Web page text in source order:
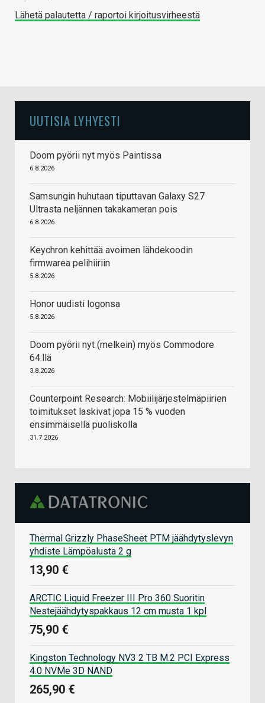
Lähetä palautetta / raportoi kirjoitusvirheestä
UUTISIA LYHYESTI
Doom pyörii nyt myös Paintissa
6.8.2026
Samsungin huhutaan tiputtavan Galaxy S27
Ultrasta neljännen takakameran pois
6.8.2026
Keychron kehittää avoimen lähdekoodin
firmwarea pelihiiriin
5.8.2026
Honor uudisti logonsa
5.8.2026
Doom pyörii nyt (melkein) myös Commodore
64:llä
3.8.2026
Counterpoint Research: Mobiilijärjestelmäpiirien
toimitukset laskivat jopa 15 % vuoden
ensimmäisellä puoliskolla
31.7.2026
Thermal Grizzly PhaseSheet PTM jäähdytyslevyn
yhdiste Lämpöalusta 2 g
13,90 €
ARCTIC Liquid Freezer III Pro 360 Suoritin
Nestejäähdytyspakkaus 12 cm musta 1 kpl
75,90 €
Kingston Technology NV3 2 TB M.2 PCI Express
4.0 NVMe 3D NAND
265,90 €